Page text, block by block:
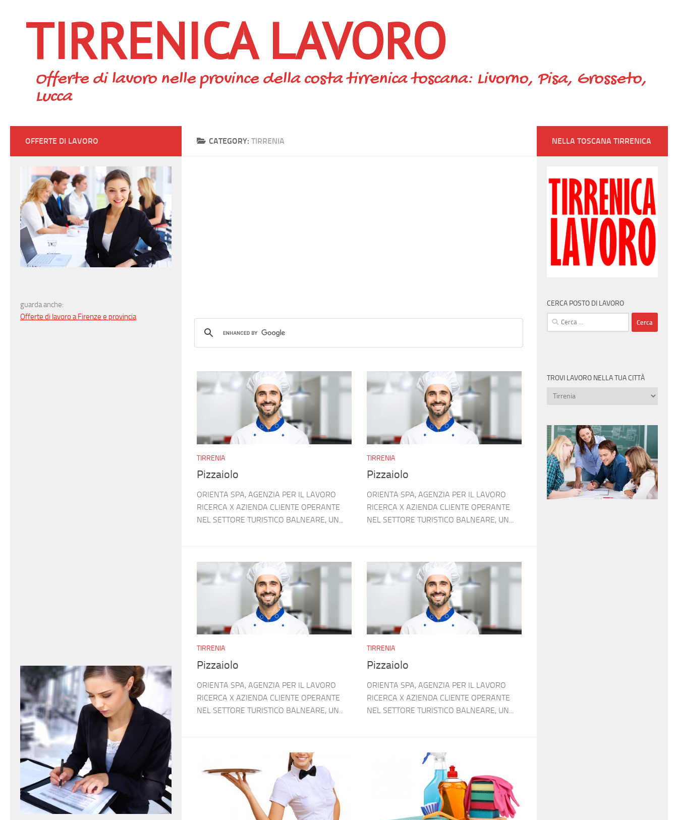
TIRRENICA LAVORO
Offerte di lavoro nelle province della costa tirrenica toscana: Livorno, Pisa, Grosseto,
Lucca
CATEGORY: TIRRENIA
TIRRENIA
Pizzaiolo
ORIENTA SPA, AGENZIA PER IL LAVORO
RICERCA X AZIENDA CLIENTE OPERANTE
NEL SETTORE TURISTICO BALNEARE, UN...
TIRRENIA
Pizzaiolo
ORIENTA SPA, AGENZIA PER IL LAVORO
RICERCA X AZIENDA CLIENTE OPERANTE
NEL SETTORE TURISTICO BALNEARE, UN...
TIRRENIA
Pizzaiolo
ORIENTA SPA, AGENZIA PER IL LAVORO
RICERCA X AZIENDA CLIENTE OPERANTE
NEL SETTORE TURISTICO BALNEARE, UN...
TIRRENIA
Pizzaiolo
ORIENTA SPA, AGENZIA PER IL LAVORO
RICERCA X AZIENDA CLIENTE OPERANTE
NEL SETTORE TURISTICO BALNEARE, UN...
OFFERTE DI LAVORO
guarda anche:
Offerte di lavoro a Firenze e provincia
NELLA TOSCANA TIRRENICA
CERCA POSTO DI LAVORO
Ricerca
per:
TROVI LAVORO NELLA TUA CITTÀ
Trovi
tua
città